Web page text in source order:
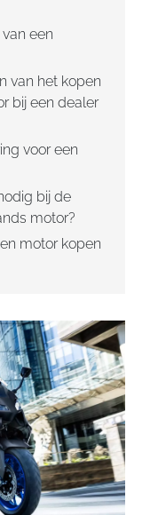
een
van het kopen
bij een dealer
voor een
bij de
motor?
motor kopen